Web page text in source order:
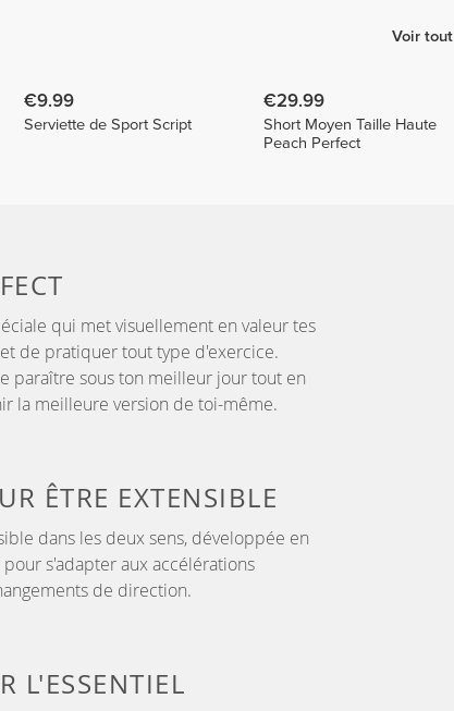
Voir tout
€9.99
Serviette de Sport Script
€29.99
Short Moyen Taille Haute
Peach Perfect
qui met visuellement en valeur tes
de pratiquer tout type d'exercice.
paraître sous ton meilleur jour tout en
la meilleure version de toi-même.
ÊTRE EXTENSIBLE
dans les deux sens, développée en
s'adapter aux accélérations
de direction.
L'ESSENTIEL